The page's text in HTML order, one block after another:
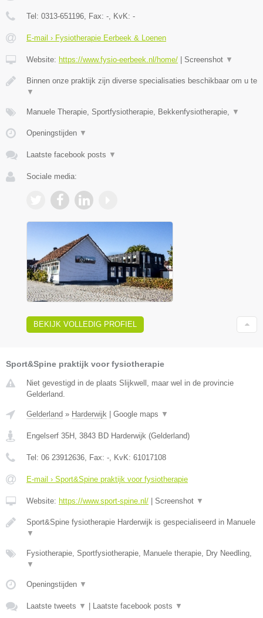
Tel: 0313-651196 , Fax: - , KvK: -
E-mail › Fysiotherapie Eerbeek & Loenen
Website: https://www.fysio-eerbeek.nl/home/ | Screenshot ▼
Binnen onze praktijk zijn diverse specialisaties beschikbaar om u te
▼
Manuele Therapie, Sportfysiotherapie, Bekkenfysiotherapie, ▼
Openingstijden ▼
Laatste facebook posts ▼
Sociale media:
BEKIJK VOLLEDIG PROFIEL
Sport&Spine praktijk voor fysiotherapie
Niet gevestigd in de plaats Slijkwell, maar wel in de provincie
Gelderland.
Gelderland » Harderwijk | Google maps ▼
Engelserf 35H 3843 BD Harderwijk (Gelderland)
Tel: 06 23912636 , Fax: - , KvK: 61017108
E-mail › Sport&Spine praktijk voor fysiotherapie
Website: https://www.sport-spine.nl/ | Screenshot ▼
Sport&Spine fysiotherapie Harderwijk is gespecialiseerd in Manuele
▼
Fysiotherapie, Sportfysiotherapie, Manuele therapie, Dry Needling,
▼
Openingstijden ▼
Laatste tweets ▼ | Laatste facebook posts ▼